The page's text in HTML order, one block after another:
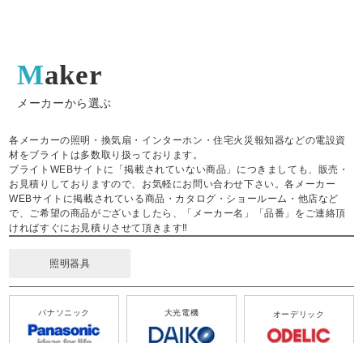
Maker
メーカーから選ぶ
各メーカーの照明・換気扇・インターホン・住宅火災報知器などの電設資
材をブライトは多数取り扱っております。
ブライトWEBサイトに「掲載されていない商品」につきましても、販売・
お見積りしておりますので、お気軽にお問い合わせ下さい。各メーカー
WEBサイトに掲載されている商品・カタログ・ショールーム・他店など
で、ご希望の商品がございましたら、「メーカー名」「品番」をご連絡頂
ければすぐにお見積りさせて頂きます‼
照明器具
パナソニック 大光電機 オーデリック